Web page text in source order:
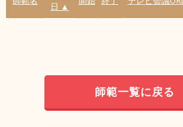
日 ▲
師範一覧に戻る